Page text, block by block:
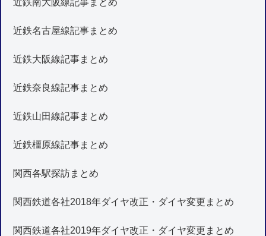
近鉄名古屋線記事まとめ
近鉄大阪線記事まとめ
近鉄奈良線記事まとめ
近鉄山田線記事まとめ
近鉄橿原線記事まとめ
関西各駅探訪まとめ
関西鉄道各社2018年ダイヤ改正・ダイヤ変更まとめ
関西鉄道各社2019年ダイヤ改正・ダイヤ変更まとめ